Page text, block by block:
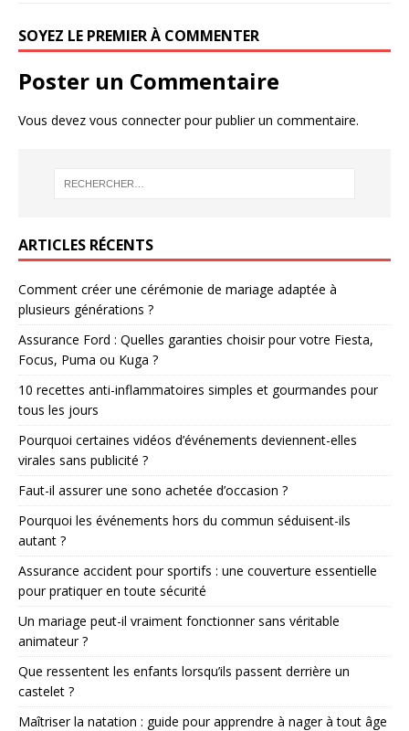
SOYEZ LE PREMIER À COMMENTER
Poster un Commentaire
Vous devez vous connecterpour publier un commentaire.
ARTICLES RÉCENTS
Comment créer une cérémonie de mariage adaptée à
plusieurs générations ?
Assurance Ford : Quelles garanties choisir pour votre Fiesta,
Focus, Puma ou Kuga ?
10 recettes anti-inflammatoires simples et gourmandes pour
tous les jours
Pourquoi certaines vidéos d’événements deviennent-elles
virales sans publicité ?
Faut-il assurer une sono achetée d’occasion ?
Pourquoi les événements hors du commun séduisent-ils
autant ?
Assurance accident pour sportifs : une couverture essentielle
pour pratiquer en toute sécurité
Un mariage peut-il vraiment fonctionner sans véritable
animateur ?
Que ressentent les enfants lorsqu’ils passent derrière un
castelet ?
Maîtriser la natation : guide pour apprendre à nager à tout âge